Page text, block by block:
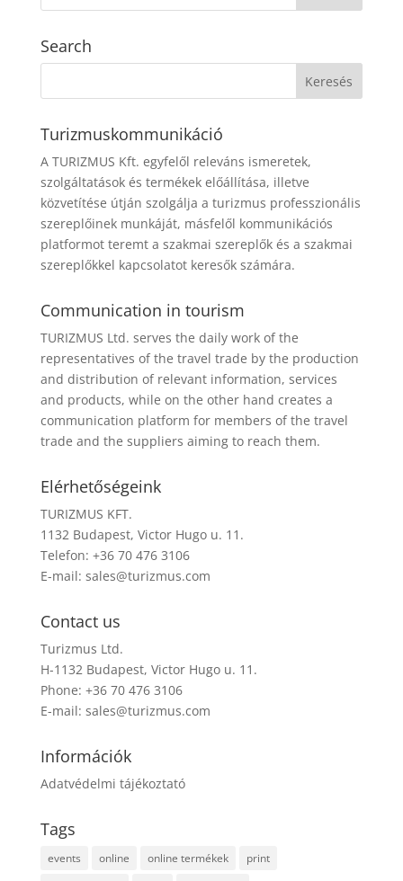
Search
Turizmuskommunikáció
A TURIZMUS Kft. egyfelől releváns ismeretek,
szolgáltatások és termékek előállítása, illetve
közvetítése útján szolgálja a turizmus professzionális
szereplőinek munkáját, másfelől kommunikációs
platformot teremt a szakmai szereplők és a szakmai
szereplőkkel kapcsolatot keresők számára.
Communication in tourism
TURIZMUS Ltd. serves the daily work of the
representatives of the travel trade by the production
and distribution of relevant information, services
and products, while on the other hand creates a
communication platform for members of the travel
trade and the suppliers aiming to reach them.
Elérhetőségeink
TURIZMUS KFT.
1132 Budapest, Victor Hugo u. 11.
Telefon: +36 70 476 3106
E-mail: sales@turizmus.com
Contact us
Turizmus Ltd.
H-1132 Budapest, Victor Hugo u. 11.
Phone: +36 70 476 3106
E-mail: sales@turizmus.com
Információk
Adatvédelmi tájékoztató
Tags
events online online termékek
print